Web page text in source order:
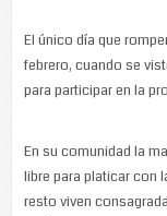
El único día que
febrero, cuando se
para participar en la
En su comunidad la
libre para platicar con
resto viven